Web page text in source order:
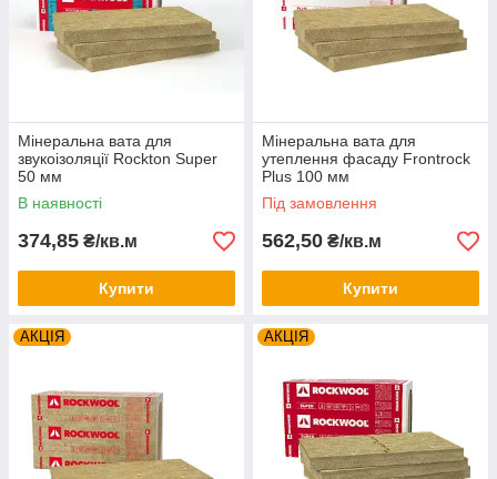
Мінеральна вата для
звукоізоляції Rockton Super
50 мм
В наявності
374,85 ₴/кв.м
Купити
Мінеральна вата для
утеплення фасаду Frontrock
Plus 100 мм
Під замовлення
562,50 ₴/кв.м
Купити
АКЦІЯ АКЦІЯ